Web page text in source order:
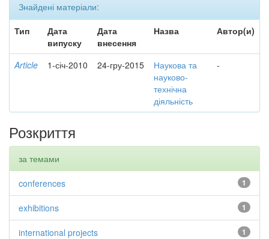
Знайдені матеріали:
Тип
Дата
випуску
Дата
внесення
Назва Автор(и)
Article 1-січ-2010 24-гру-2015
Наукова та
науково-
технічна
діяльність
-
Розкриття
за темами
1
conferences
1
exhibitions
1
international projects